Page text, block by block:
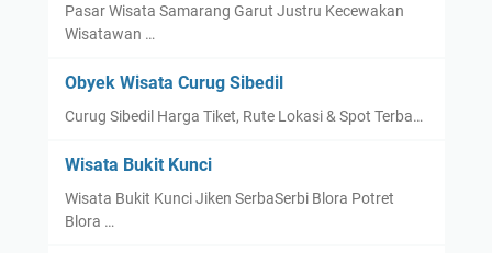
Pasar Wisata Samarang Garut Justru Kecewakan
Wisatawan …
Obyek Wisata Curug Sibedil
Curug Sibedil Harga Tiket, Rute Lokasi & Spot Terba…
Wisata Bukit Kunci
Wisata Bukit Kunci Jiken SerbaSerbi Blora Potret
Blora …